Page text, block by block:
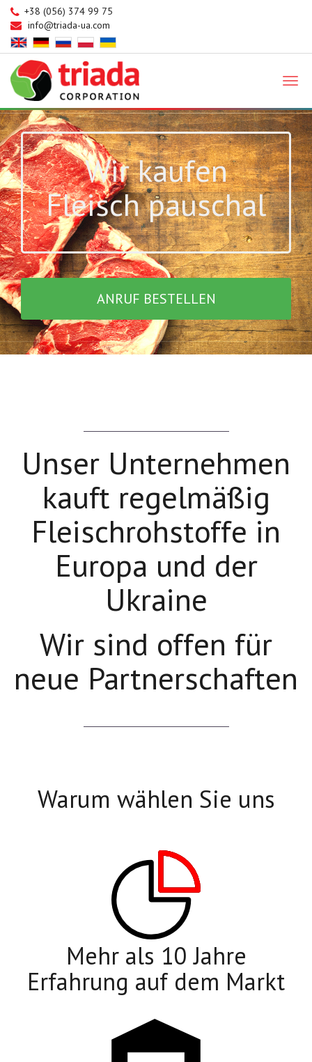
+38 (056) 374 99 75
info@triada-ua.com
Wir kaufen
Fleisch pauschal
ANRUF BESTELLEN
Unser Unternehmen
kauft regelmäßig
Fleischrohstoffe in
Europa und der
Ukraine
Wir sind offen für
neue Partnerschaften
Warum wählen Sie uns
Mehr als 10 Jahre
Erfahrung auf dem Markt